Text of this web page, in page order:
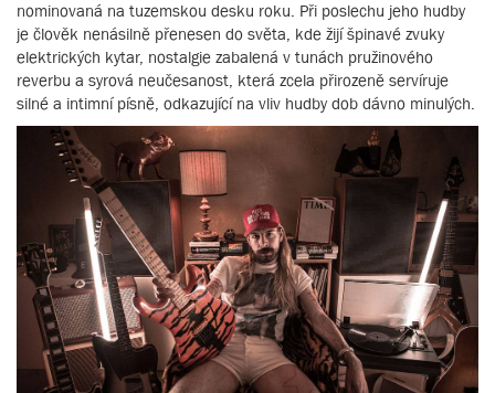
nominovaná na tuzemskou desku roku. Při poslechu jeho hudby
je člověk nenásilně přenesen do světa, kde žijí špinavé zvuky
elektrických kytar, nostalgie zabalená v tunách pružinového
reverbu a syrová neučesanost, která zcela přirozeně servíruje
silné a intimní písně, odkazující na vliv hudby dob dávno minulých.